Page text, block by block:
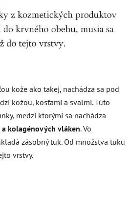
kože ako takej, nachádza sa pod
kožou, kosťami a svalmi. Túto
medzi ktorými sa nachádza
kolagénových vláken. Vo
zásobný tuk. Od množstva tuku
vrstvy.